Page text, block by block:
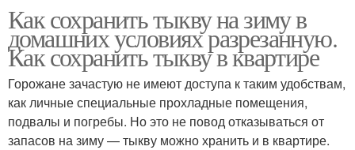
Как сохранить тыкву на зиму в
домашних условиях разрезанную.
Как сохранить тыкву в квартире
Горожане зачастую не имеют доступа к таким удобствам,
как личные специальные прохладные помещения,
подвалы и погребы. Но это не повод отказываться от
запасов на зиму — тыкву можно хранить и в квартире.